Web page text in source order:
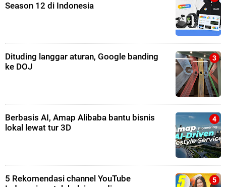
Season 12 di Indonesia
Dituding langgar aturan, Google banding
ke DOJ
Berbasis AI, Amap Alibaba bantu bisnis
lokal lewat tur 3D
5 Rekomendasi channel YouTube